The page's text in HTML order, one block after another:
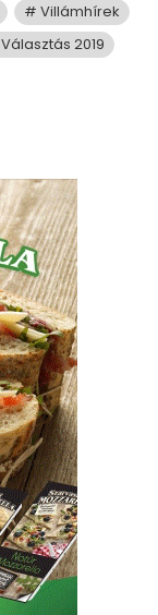
Villámhírek
Választás 2019